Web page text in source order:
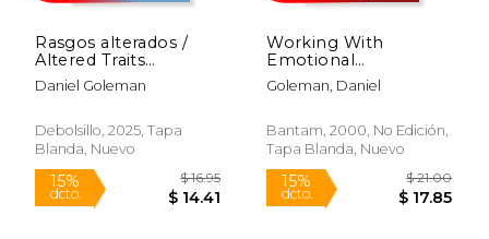
15% 24%
Rasgos alterados /
Altered Traits
(Spanish Edition)
Daniel Goleman
Debolsillo, 2025, Tapa
Blanda, Nuevo
Working With
Emotional
Intelligence (en
Inglés)
Goleman, Daniel
Bantam, 2000, No Edición,
Tapa Blanda, Nuevo